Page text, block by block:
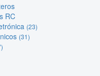
RC
(23)
(31)